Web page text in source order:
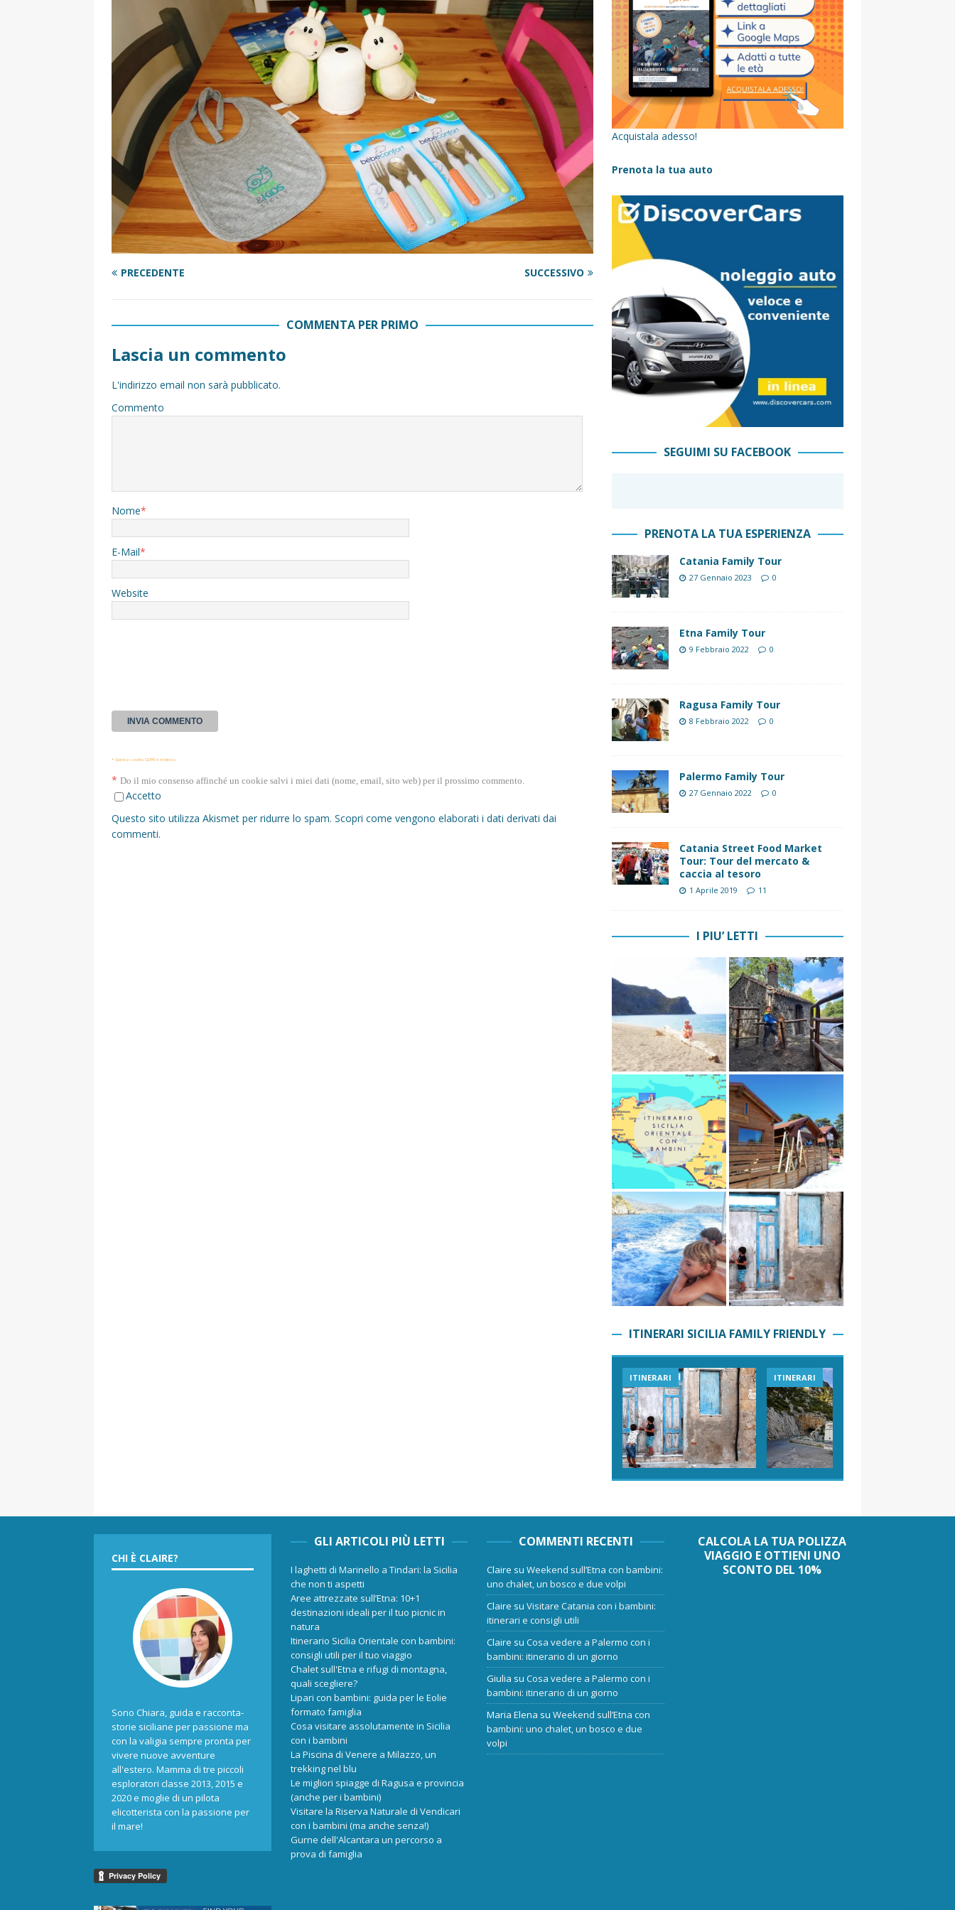
[ 17 Dicembre 2025 ] Organizzare un viaggio in Sicilia con i bambini (senza stress)
CONSIGLI
[ 14 Settembre 2025 ] Rifugi e Bivacchi sull’Etna: Guida Completa per Famiglie
SENTIERI,
PARCHI NATURALI E AREE PICNIC
[ 2 Aprile 2025 ] Escursioni in Sicilia con bambini: itinerari imperdibili (+ consigli utili)- Parte 1
VIAGGI IN SICILIA
[ 17 Settembre 2023 ] Vendemmia con i bambini in Sicilia, dove andare?
FATTORIE
DIDATTICHE
[ 19 Gennaio 2023 ] Visitare la Fiumara d’Arte con i bambini, quando la natura incontra l’arte
VIAGGI IN SICILIA
[ 20 Marzo 2022 ] Cosa fare in Sicilia con i bambini: mare, attività e tour a prova di famiglia
PRECEDENTE SUCCESSIVO
COMMENTA PER PRIMO
Lascia un commento
L'indirizzo email non sarà pubblicato.
Commento
Nome*
E-Mail*
Website
* Questa casella GDPR è richiesta
* Do il mio consenso affinché un cookie salvi i miei dati (nome, email, sito web) per il prossimo commento.
Accetto
Questo sito utilizza Akismet per ridurre lo spam. Scopri come vengono elaborati i dati derivati dai
commenti.
Acquistala adesso!
Prenota la tua auto
SEGUIMI SU FACEBOOK
PRENOTA LA TUA ESPERIENZA
Catania Family Tour
27 Gennaio 2023 0
Etna Family Tour
9 Febbraio 2022 0
Ragusa Family Tour
8 Febbraio 2022 0
Palermo Family Tour
27 Gennaio 2022 0
Catania Street Food Market
Tour: Tour del mercato &
caccia al tesoro
1 Aprile 2019 11
I PIU’ LETTI
ITINERARI SICILIA FAMILY FRIENDLY
ITINERARI ITINERARI
CHI È CLAIRE?
Sono Chiara, guida e racconta-
storie siciliane per passione ma
con la valigia sempre pronta per
vivere nuove avventure
all'estero. Mamma di tre piccoli
esploratori classe 2013, 2015 e
2020 e moglie di un pilota
elicotterista con la passione per
il mare!
GLI ARTICOLI PIÙ LETTI
I laghetti di Marinello a Tindari: la Sicilia
che non ti aspetti
Aree attrezzate sull’Etna: 10+1
destinazioni ideali per il tuo picnic in
natura
Itinerario Sicilia Orientale con bambini:
consigli utili per il tuo viaggio
Chalet sull'Etna e rifugi di montagna,
quali scegliere?
Lipari con bambini: guida per le Eolie
formato famiglia
Cosa visitare assolutamente in Sicilia
con i bambini
La Piscina di Venere a Milazzo, un
trekking nel blu
Le migliori spiagge di Ragusa e provincia
(anche per i bambini)
Visitare la Riserva Naturale di Vendicari
con i bambini (ma anche senza!)
Gurne dell'Alcantara un percorso a
prova di famiglia
COMMENTI RECENTI
Claire suWeekend sull’Etna con bambini:
uno chalet, un bosco e due volpi
Claire suVisitare Catania con i bambini:
itinerari e consigli utili
Claire suCosa vedere a Palermo con i
bambini: itinerario di un giorno
Giulia suCosa vedere a Palermo con i
bambini: itinerario di un giorno
Maria Elena suWeekend sull’Etna con
bambini: uno chalet, un bosco e due
volpi
CALCOLA LA TUA POLIZZA
VIAGGIO E OTTIENI UNO
SCONTO DEL 10%